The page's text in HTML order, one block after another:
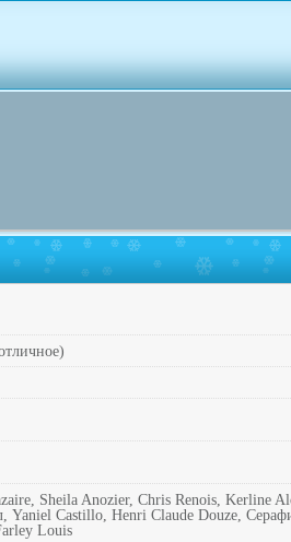
Sheila Anozier, Chris Renois, Kerline
Yaniel Castillo, Henri Claude Douze,
Louis